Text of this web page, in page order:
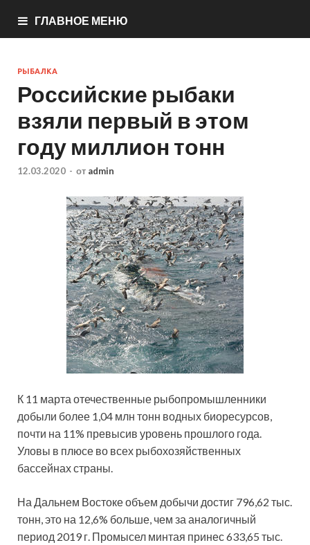
ГЛАВНОЕ МЕНЮ
РЫБАЛКА
Российские рыбаки
взяли первый в этом
году миллион тонн
12.03.2020 - от admin
К 11 марта отечественные рыбопромышленники
добыли более 1,04 млн тонн водных биоресурсов,
почти на 11% превысив уровень прошлого года.
Уловы в плюсе во всех рыбохозяйственных
бассейнах страны.
На Дальнем Востоке объем добычи достиг 796,62 тыс.
тонн, это на 12,6% больше, чем за аналогичный
период 2019 г. Промысел минтая принес 633,65 тыс.